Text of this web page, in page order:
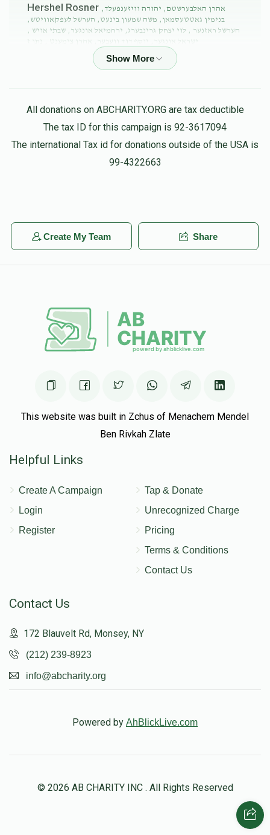
Hershel Rosner אהרן האלבערשטם, יהודה וויזענפעלד,
בנימין גאטטעסמאן, משה שמעון בינעט, הערשל לעפקאוויטש,
הערשל ראזנער , לוי יצחק גרינבערג, ירחמיאל אונגער, שבתי אויש ,
ישראל אונגער, יוסף דוד וועבער, אהרן צימענט , נתן ז
3 months ago $36.00
$100.00
All donations on ABCHARITY.ORG are tax deductible
The tax ID for this campaign is 92-3617094
The international Tax id for donations outside of the USA is
99-4322663
Create My Team Share
This website was built in Zchus of Menachem Mendel
Ben Rivkah Zlate
Helpful Links
Create A Campaign
Login
Register
Tap & Donate
Unrecognized Charge
Pricing
Terms & Conditions
Contact Us
Contact Us
172 Blauvelt Rd, Monsey, NY
(212) 239-8923
info@abcharity.org
Powered by AhBlickLive.com
© 2026 AB CHARITY INC . All Rights Reserved